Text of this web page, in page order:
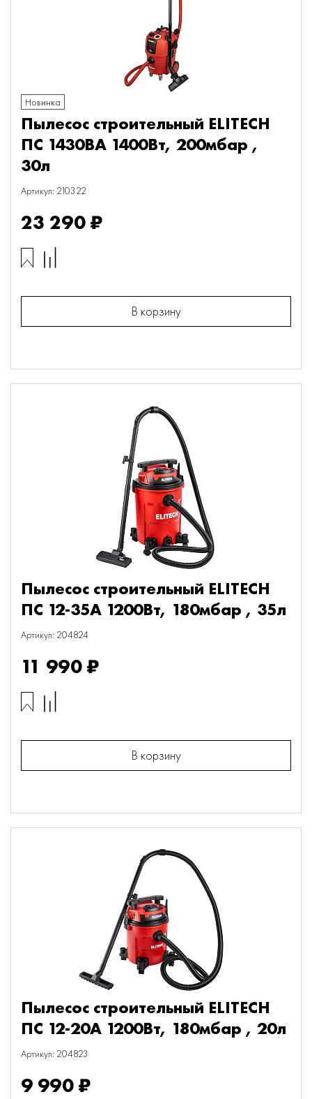
Новинка
Пылесос строительный ELITECH
ПС 1430ВА 1400Вт, 200мбар ,
30л
Артикул: 210322
23 290 ₽
В корзину
Пылесос строительный ELITECH
ПС 12-35А 1200Вт, 180мбар , 35л
Артикул: 204824
11 990 ₽
В корзину
Пылесос строительный ELITECH
ПС 12-20А 1200Вт, 180мбар , 20л
Артикул: 204823
9 990 ₽